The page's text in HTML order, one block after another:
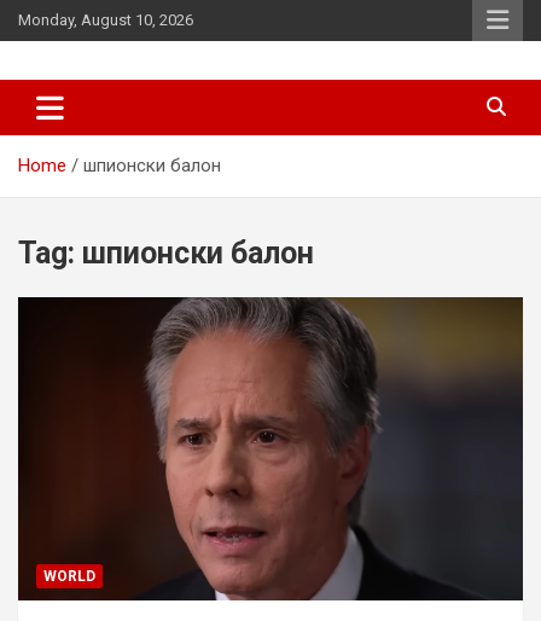
Skip
to
Monday, August 10, 2026
d7-news.com
Home шпионски балон
Tag: шпионски балон
WORLD